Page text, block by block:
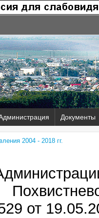
Документы
2004 - 2018 гг.
от